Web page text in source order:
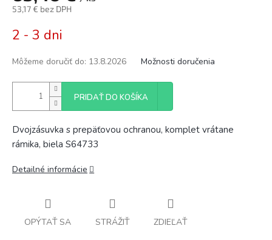
53,17 € bez DPH
cena:
2 - 3 dni
Môžeme doručiť do: 13.8.2026 Možnosti doručenia
PRIDAŤ DO KOŠÍKA
Dvojzásuvka s prepäťovou ochranou, komplet vrátane
rámika, biela S64733
Detailné informácie
OPÝTAŤ SA STRÁŽIŤ ZDIEĽAŤ